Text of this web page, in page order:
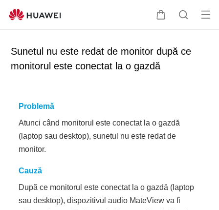
C
u
c
C
t
De
Sunetul nu este redat de monitor după ce
monitorul este conectat la o gazdă
Problemă
Atunci când monitorul este conectat la o gazdă
(laptop sau desktop), sunetul nu este redat de
monitor.
Cauză
După ce monitorul este conectat la o gazdă (laptop
sau desktop), dispozitivul audio MateView va fi